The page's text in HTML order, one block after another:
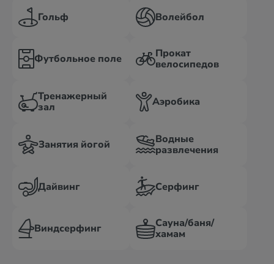
Гольф Волейбол
Футбольное поле
Прокат
велосипедов
Тренажерный
зал
Аэробика
Занятия йогой
Водные
развлечения
Дайвинг Серфинг
Виндсерфинг
Сауна/баня/
хамам